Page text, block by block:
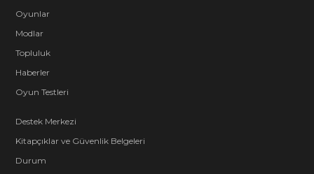
Oyunlar
Modlar
Topluluk
Haberler
Oyun Testleri
Destek Merkezi
Kitapçıklar ve Güvenlik Belgeleri
Durum